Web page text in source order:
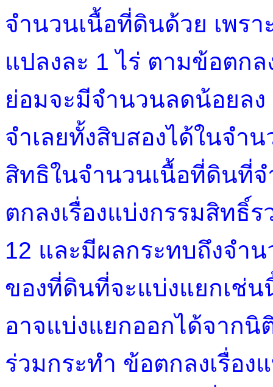
จำนวนเนื้อที่ดินด้วย เพร
แปลงละ 1 ไร่ ตามข้อตก
ย่อมจะมีจำนวนลดน้อยล
จำเลยทั้งสิบสองได้ในจำ
สิทธิในจำนวนเนื้อที่ดินที่จ
ตกลงเรื่องแบ่งกรรมสิทธิ์
12 และมีผลกระทบถึงจำ
ของที่ดินที่จะแบ่งแยกเช่น
อาจแบ่งแยกออกได้จากนิ
ร่วมกระทำ ข้อตกลงเรื่อ